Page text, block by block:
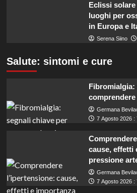
Eclissi
luoghi per
in Europa e
Serena Siino
Salute: sintomi e cure
Fibromialgia:
Germana
7 Agosto 2026 :
cause, effetti
pressione
Germana
7 Agosto 2026 :